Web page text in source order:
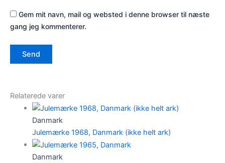
Gem mit navn, mail og websted i denne browser til næste
gang jeg kommenterer.
Relaterede varer
Danmark
Julemærke 1968, Danmark (ikke helt ark)
Danmark